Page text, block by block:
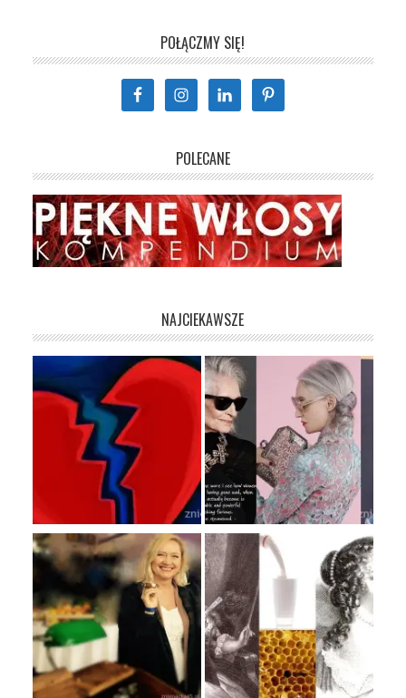
POŁĄCZMY SIĘ!
POLECANE
NAJCIEKAWSZE